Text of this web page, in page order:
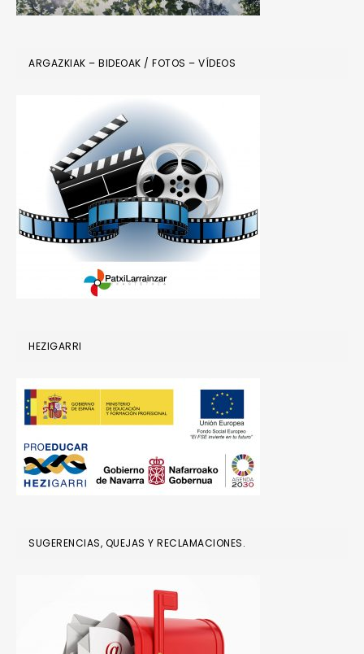
ARGAZKIAK – BIDEOAK / FOTOS – VÍDEOS
HEZIGARRI
SUGERENCIAS, QUEJAS Y RECLAMACIONES.